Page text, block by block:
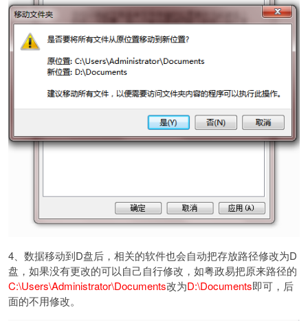
4、数据移动到D盘后，相关的软件也会自动把存放路径修改为D
盘，如果没有更改的可以自己自行修改，如粤政易把原来路径的
C:\Users\Administrator\Documents改为D:\Documents即可，后
面的不用修改。